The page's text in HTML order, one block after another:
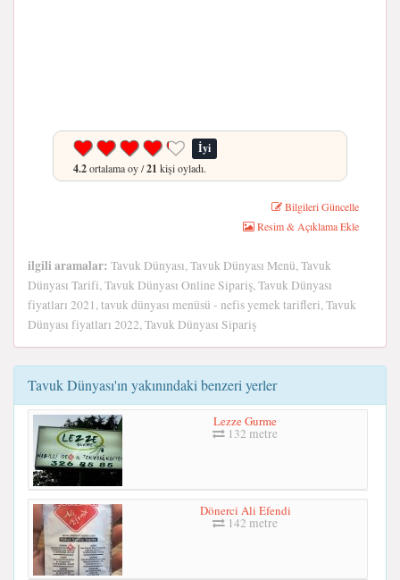
İyi
4.2ortalama oy /21 kişi oyladı.
Bilgileri Güncelle
Resim & Açıklama Ekle
ilgili aramalar: Tavuk Dünyası, Tavuk Dünyası Menü, Tavuk
Dünyası Tarifi, Tavuk Dünyası Online Sipariş, Tavuk Dünyası
fiyatları 2021, tavuk dünyası menüsü - nefis yemek tarifleri, Tavuk
Dünyası fiyatları 2022, Tavuk Dünyası Sipariş
Tavuk Dünyası'ın yakınındaki benzeri yerler
Lezze Gurme
132 metre
Dönerci Ali Efendi
142 metre